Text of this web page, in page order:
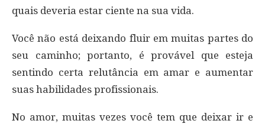
quais deveria estar ciente na sua vida.
Você não está deixando fluir em muitas partes do
seu caminho; portanto, é provável que esteja
sentindo certa relutância em amar e aumentar
suas habilidades profissionais.
No amor, muitas vezes você tem que deixar ir e